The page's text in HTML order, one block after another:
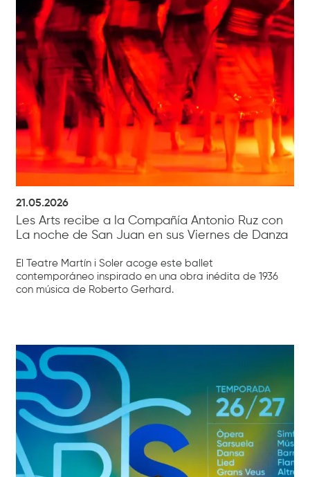
21.05.2026
Les Arts recibe a la Compañía Antonio Ruz con
La noche de San Juan en sus Viernes de Danza
El Teatre Martín i Soler acoge este ballet
contemporáneo inspirado en una obra inédita de 1936
con música de Roberto Gerhard.